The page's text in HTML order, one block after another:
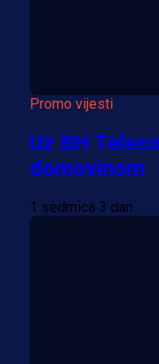
Promo vijesti
Uz BH
domovinom
1 sedmica 3 dan